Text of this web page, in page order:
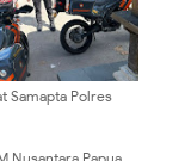
Samapta Polres
Kawasan Pantai